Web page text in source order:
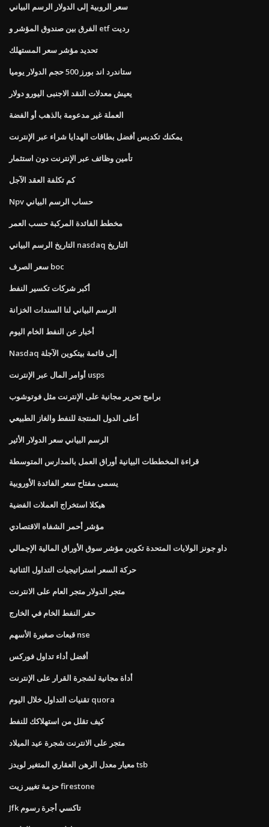
سعر الروبية إلى الدولار الرسم البياني
الفرق بين صندوق المؤشر و etf رديت
تحديد مؤشر سعر المستهلك
ستاندرد اند بورز 500 حجم الدولار يوميا
يعيش معدلات النقد الاجنبى اليورو دولار
العملة غير مدعومة بالذهب أو الفضة
يمكنك تكديس أفضل بطاقات الهدايا شراء عبر الإنترنت
تأمين وظائف عبر الإنترنت دون استثمار
كم تكلفة العقد الآجل
Npv حساب الرسم البياني
مخطط الفائدة المركبة حسب العمر
التاريخ الرسم البياني nasdaq التاريخ
سعر الصرف boc
أكبر شركات تكسير النفط
الرسم البياني لنا السندات الخزانة
أخبار عن النفط الخام اليوم
Nasdaq إلى قائمة بيتكوين الآجلة
أوامر المال عبر الإنترنت usps
برامج تحرير مجانية على الإنترنت مثل فوتوشوب
أعلى الدول المنتجة للنفط والغاز الطبيعي
الرسم البياني سعر الدولار الأثير
قراءة المخططات البيانية أوراق العمل بالمدارس المتوسطة
يسمى مفتاح سعر الفائدة الأوروبية
هيكلا استخراج العملات الفضية
مؤشر أحمر الشفاه الاقتصادي
داو جونز الولايات المتحدة تكوين مؤشر سوق الأوراق المالية الإجمالي
حركة السعر استراتيجيات التداول الثنائية
متجر الدولار متجر العام على الانترنت
حفر النفط الخام في الخارج
قبعات صغيرة الأسهم nse
أفضل أداء تداول فوركس
أداة مجانية لشجرة القرار على الإنترنت
تقنيات التداول خلال اليوم quora
كيف تقلل من استهلاكك للنفط
متجر على الانترنت شجرة عيد الميلاد
معيار معدل الرهن العقاري المتغير لويدز tsb
حزمة تغيير زيت firestone
Jfk تاكسي أجرة رسوم